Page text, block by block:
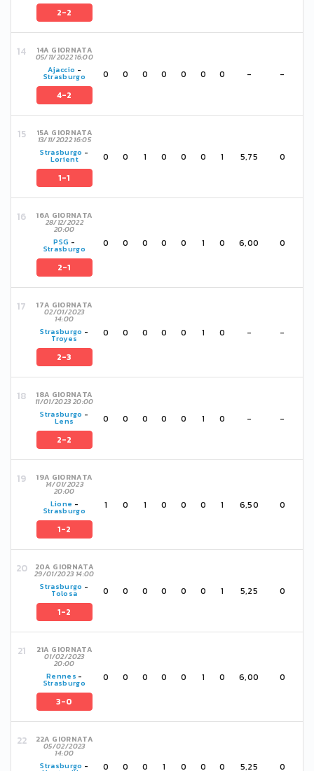
2-2
14A GIORNATA
05/11/2022 16:00
Ajaccio -
Strasburgo
4-2
0 0 0 0 0 0 0 - -
15A GIORNATA
13/11/2022 16:05
Strasburgo -
Lorient
1-1
0 0 1 0 0 0 1 5,75 0
16A GIORNATA
28/12/2022
20:00
PSG -
Strasburgo
2-1
0 0 0 0 0 1 0 6,00 0
17A GIORNATA
02/01/2023
14:00
Strasburgo -
Troyes
2-3
0 0 0 0 0 1 0 - -
18A GIORNATA
11/01/2023 20:00
Strasburgo -
Lens
2-2
0 0 0 0 0 1 0 - -
19A GIORNATA
14/01/2023
20:00
Lione -
Strasburgo
1-2
1 0 1 0 0 0 1 6,50 0
20A GIORNATA
29/01/2023 14:00
Strasburgo -
Tolosa
1-2
0 0 0 0 0 0 1 5,25 0
21A GIORNATA
01/02/2023
20:00
Rennes -
Strasburgo
3-0
0 0 0 0 0 1 0 6,00 0
22A GIORNATA
05/02/2023
14:00
Strasburgo - 0 0 0 1 0 0 0 5,25 0